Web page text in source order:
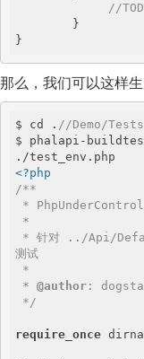
//
}
那么，我们可以这样
$ cd . //Demo/Tests
$ phalapi-
<?php
/**
测试
* @author :
*/
require_once